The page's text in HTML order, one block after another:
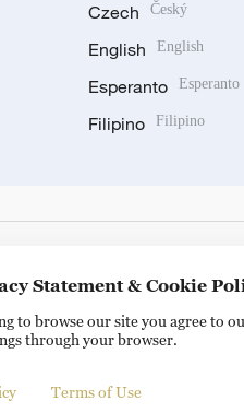
Czech Český
English English
Esperanto Esperanto
Filipino Filipino
2024 CGTN. 京ICP备20000184
Statement & Cookie
to browse our site you agree to
through your browser.
Terms of Use